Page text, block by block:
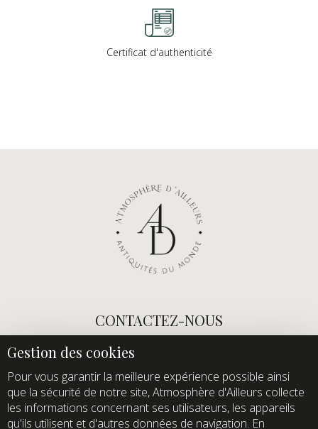
Certificat d'authenticité
CONTACTEZ-NOUS
info@atmospheredailleurs.com
Tel :
+33 (0)1 60 12 68 26
Domaine de Quincampoix
Route de Roussigny
91470 Les Molières
Pour vous garantir la meilleure expérience possible ainsi
que la sécurité de notre site, Atmosphère d'Ailleurs collecte
les informations concernant ses utilisateurs, les appareils
qu'ils utilisent et d'autres données de navigation. En